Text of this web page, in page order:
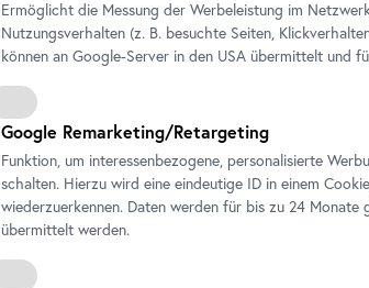
SEPTEMBER
Ticket
Ermöglicht die Messung der Werbeleistung im
Nutzungsverhalten (z. B. besuchte Seiten,
können an Google-Server in den USA übermittelt und
Google Remarketing/Retargeting
Funktion, um interessenbezogene, personalisierte
schalten. Hierzu wird eine eindeutige ID in einem
wiederzuerkennen. Daten werden für bis zu 24
übermittelt werden.